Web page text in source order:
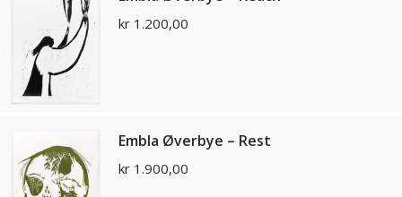
kr 1.200,00
Embla Øverbye – Rest
kr 1.900,00